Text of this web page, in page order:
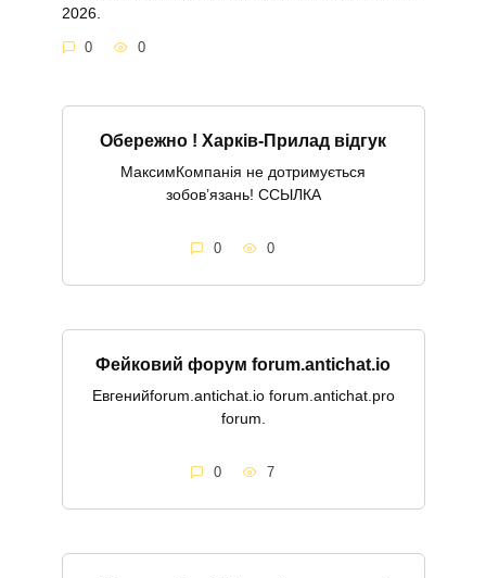
2026.
0 0
Обережно ! Харків-Прилад відгук
МаксимКомпанія не дотримується
зобов’язань! ССЫЛКА
0 0
Фейковий форум forum.antichat.io
Евгенийforum.antichat.io forum.antichat.pro
forum.
0 7